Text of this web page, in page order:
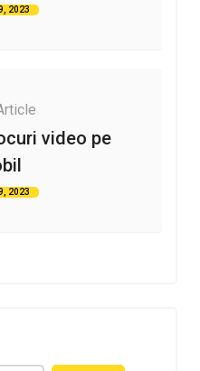
2023
video pe
2023